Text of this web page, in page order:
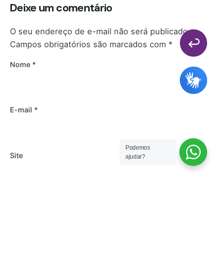
Deixe um comentário
O seu endereço de e-mail não será publicado.
Campos obrigatórios são marcados com *
Nome *
E-mail *
Site
Podemos
ajudar?